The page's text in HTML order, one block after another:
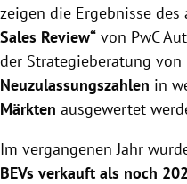
zeigen die Ergebnisse des
Sales Review“ von PwC
der Strategieberatung von
Neuzulassungszahlen in
Märkten ausgewertet
Im vergangenen Jahr
BEVs verkauft als noch